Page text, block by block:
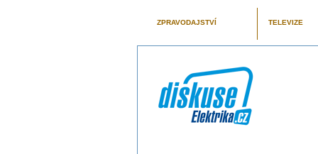
ZPRAVODAJSTVÍ TELEVIZE